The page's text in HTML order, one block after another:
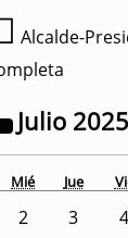
Alcalde-
Julio 2025
Mié Jue
2 3 4